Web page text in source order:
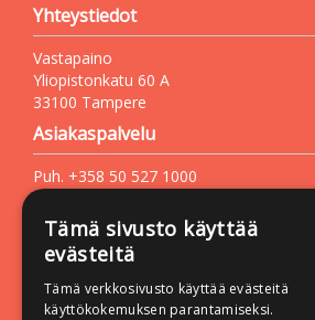
Yhteystiedot
Vastapaino
Yliopistonkatu 60 A
33100 Tampere
Asiakaspalvelu
Puh. +358 50 527 1000
Sähköposti:
Lisätietoa
Käyttöohjeet
Tämä sivusto käyttää
evästeitä
Tämä verkkosivusto käyttää evästeitä
käyttökokemuksen parantamiseksi.